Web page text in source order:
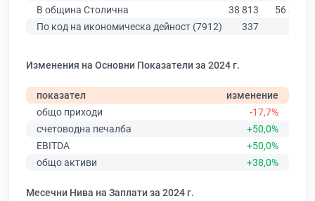
В община Столична
38 813
56 378
По код на икономическа дейност (7912)
337
Изменения на Основни Показатели за 2024 г.
показател
изменение
общо приходи
-17,7%
счетоводна печалба
+50,0%
EBITDA
+50,0%
общо активи
+38,0%
Месечни Нива на Заплати за 2024 г.